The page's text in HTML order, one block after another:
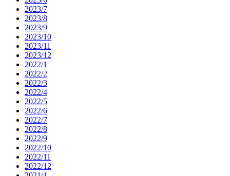
2023/7
2023/8
2023/9
2023/10
2023/11
2023/12
2022/1
2022/2
2022/3
2022/4
2022/5
2022/6
2022/7
2022/8
2022/9
2022/10
2022/11
2022/12